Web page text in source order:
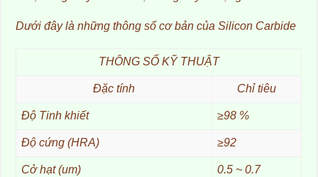
Dưới đây là những thông số cơ bản của Silicon Carbide
THÔNG SỐ KỸ THUẬT
Đặc tính Chỉ tiêu
Độ Tinh khiết ≥98 %
Độ cứng (HRA) ≥92
Cở hạt (um) 0.5 ~ 0.7